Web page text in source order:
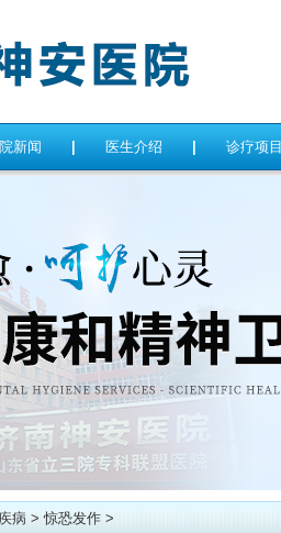
新闻 医生介绍 诊疗项目
病 >惊恐发作 >